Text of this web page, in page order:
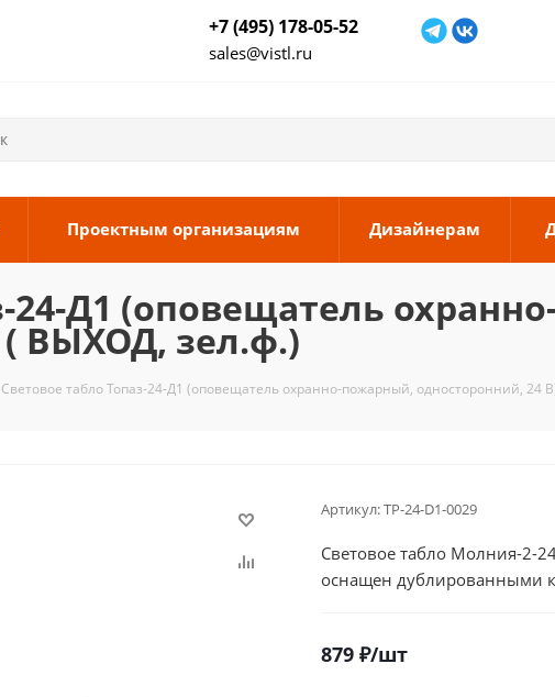
+7 (495) 178-05-52
sales@vistl.ru
Проектным организациям Дизайнерам
24-Д1 (оповещатель
( ВЫХОД, зел.ф.)
Световое табло Топаз-24-Д1 (оповещатель охранно-пожарный, односторонний, 24
Артикул:TP-24-D1-0029
Световое табло Молния-2-
оснащен дублированными
879 ₽/шт